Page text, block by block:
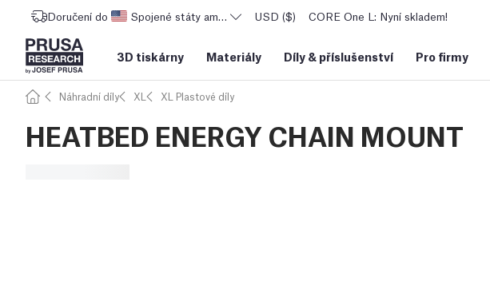
Doručení do Spojené státy americké USD ($) CORE One L: Nyní skladem!
3D tiskárny Materiály Díly & příslušenství Pro firmy
Náhradní díly XL XL Plastové díly
HEATBED ENERGY CHAIN MOUNT